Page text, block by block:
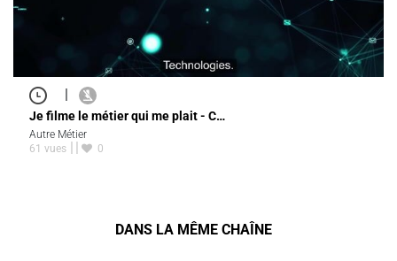
|
Je filme le métier qui me plait - C…
Autre Métier
61 vues
0
DANS LA MÊME CHAÎNE